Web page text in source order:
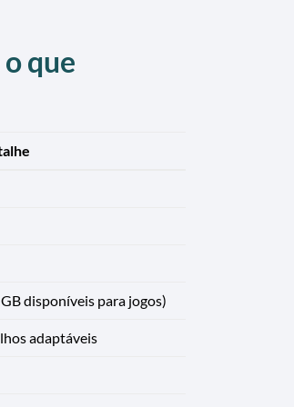
que
disponíveis para jogos)
adaptáveis